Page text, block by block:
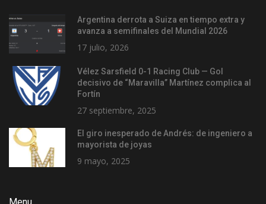
Argentina derrota a Suiza en tiempo extra y
avanza a semifinales del Mundial 2026
17 julio, 2026
Vélez Sarsfield 0-1 Racing Club — Gol
decisivo de “Maravilla” Martínez complica al
Fortín
27 septiembre, 2025
El giro inesperado de Andrés: de ingeniero a
mayorista de joyas
9 mayo, 2025
Menu